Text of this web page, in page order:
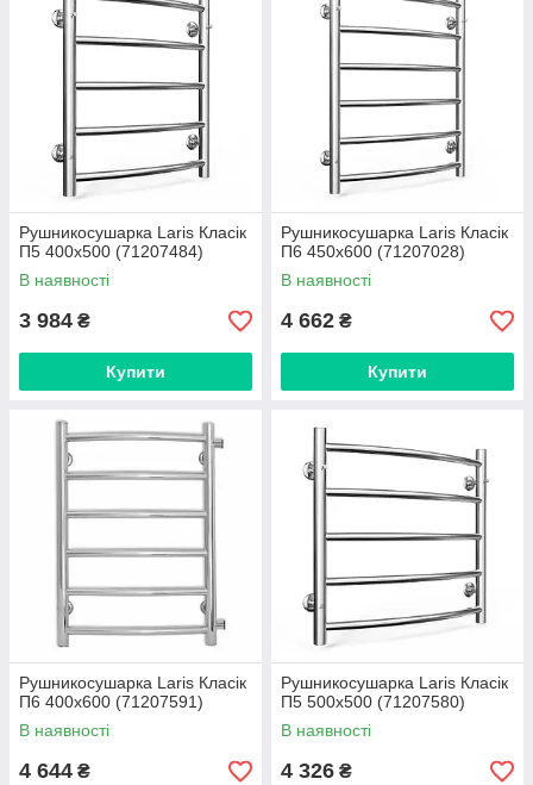
Рушникосушарка Laris Класік
П5 400х500 (71207484)
В наявності
3 984 ₴
Купити
Рушникосушарка Laris Класік
П6 450х600 (71207028)
В наявності
4 662 ₴
Купити
Рушникосушарка Laris Класік
П6 400х600 (71207591)
В наявності
4 644 ₴
Рушникосушарка Laris Класік
П5 500x500 (71207580)
В наявності
4 326 ₴